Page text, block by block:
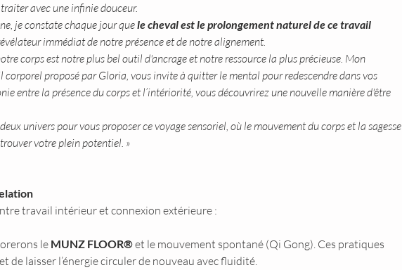
avec une infinie douceur.
je constate chaque jour que le cheval est le prolongement naturel de ce travail
immédiat de notre présence et de notre alignement.
corps est notre plus bel outil d'ancrage et notre ressource la plus précieuse. Mon
proposé par Gloria, vous invite à quitter le mental pour redescendre dans vos
entre la présence du corps et l’intériorité, vous découvrirez une nouvelle manière d'être
univers pour vous proposer ce voyage sensoriel, où le mouvement du corps et la sagesse
votre plein potentiel. »
travail intérieur et connexion extérieure :
le MUNZ FLOOR® et le mouvement spontané (Qi Gong). Ces pratiques
de laisser l’énergie circuler de nouveau avec fluidité.